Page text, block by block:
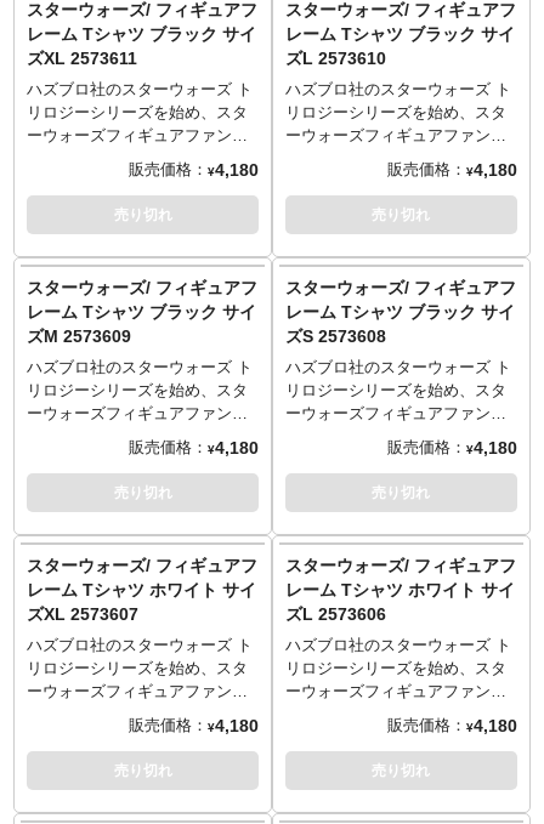
ォーズ』シリーズをミックス！
惑星タトゥイーンの酒場などに
掲げられていても不思議ではな
い存在感。木枠でしっかり固定
されたキャンバスアートなの
で、手にしたそのままお部屋に
飾れる簡単仕様です！こちらは
帝国軍流通の「フィズ」をイメ
ージ。どれだけ美味しいかとい
うと、TIEファイターが寄ってく
ォーズ』シリーズをミックス！
惑星タトゥイーンの酒場などに
掲げられていても不思議ではな
い存在感。木枠でしっかり固定
されたキャンバスアートなの
で、手にしたそのままお部屋に
飾れる簡単仕様です！こちらは
反乱軍流通の「コーラ」をイメ
ージ。Xウィングパイロットも
喉の渇きには耐えられない。
スターウォーズ/ フィギュアフ
レーム Tシャツ ブラック サイ
ズXL 2573611
ハズブロ社のスターウォーズ ト
リロジーシリーズを始め、スタ
ーウォーズフィギュアファンな
ら誰しも「！！！？」となって
しまう、記憶に刷り込まれた"あ
の"デザインがTシャツになって
登場です！ボディカラーはホワ
す！
サイズ
S：着丈65／身幅49／肩幅42／
袖丈19cm
M：着丈69／身幅52／肩幅46／
袖丈20cm
L：着丈73／身幅55／肩幅50／
XL：着丈77／身幅58／肩幅54／
販売価格： ¥4,180
売り切れ
スターウォーズ/ フィギュアフ
レーム Tシャツ ブラック サイ
ズL 2573610
ハズブロ社のスターウォーズ ト
リロジーシリーズを始め、スタ
ーウォーズフィギュアファンな
ら誰しも「！！！？」となって
しまう、記憶に刷り込まれた"あ
の"デザインがTシャツになって
登場です！ボディカラーはホワ
す！
サイズ
S：着丈65／身幅49／肩幅42／
袖丈19cm
M：着丈69／身幅52／肩幅46／
袖丈20cm
L：着丈73／身幅55／肩幅50／
XL：着丈77／身幅58／肩幅54／
販売価格： ¥4,180
売り切れ
スターウォーズ/ フィギュアフ
レーム Tシャツ ブラック サイ
ズM 2573609
ハズブロ社のスターウォーズ ト
リロジーシリーズを始め、スタ
ーウォーズフィギュアファンな
ら誰しも「！！！？」となって
しまう、記憶に刷り込まれた"あ
の"デザインがTシャツになって
登場です！ボディカラーはホワ
す！
サイズ
S：着丈65／身幅49／肩幅42／
袖丈19cm
M：着丈69／身幅52／肩幅46／
袖丈20cm
L：着丈73／身幅55／肩幅50／
XL：着丈77／身幅58／肩幅54／
販売価格： ¥4,180
売り切れ
スターウォーズ/ フィギュアフ
レーム Tシャツ ブラック サイ
ズS 2573608
ハズブロ社のスターウォーズ ト
リロジーシリーズを始め、スタ
ーウォーズフィギュアファンな
ら誰しも「！！！？」となって
しまう、記憶に刷り込まれた"あ
の"デザインがTシャツになって
登場です！ボディカラーはホワ
す！
サイズ
S：着丈65／身幅49／肩幅42／
袖丈19cm
M：着丈69／身幅52／肩幅46／
袖丈20cm
L：着丈73／身幅55／肩幅50／
XL：着丈77／身幅58／肩幅54／
販売価格： ¥4,180
売り切れ
スターウォーズ/ フィギュアフ
レーム Tシャツ ホワイト サイ
ズXL 2573607
ハズブロ社のスターウォーズ ト
リロジーシリーズを始め、スタ
ーウォーズフィギュアファンな
ら誰しも「！！！？」となって
しまう、記憶に刷り込まれた"あ
の"デザインがTシャツになって
登場です！ボディカラーはホワ
販売価格： ¥4,180
売り切れ
スターウォーズ/ フィギュアフ
レーム Tシャツ ホワイト サイ
ズL 2573606
ハズブロ社のスターウォーズ ト
リロジーシリーズを始め、スタ
ーウォーズフィギュアファンな
ら誰しも「！！！？」となって
しまう、記憶に刷り込まれた"あ
の"デザインがTシャツになって
登場です！ボディカラーはホワ
販売価格： ¥4,180
売り切れ